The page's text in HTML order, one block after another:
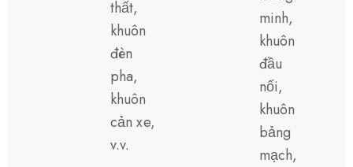
thất,
khuôn
đèn
pha,
khuôn
cản xe,
v.v.
minh,
khuôn
đầu
nối,
khuôn
bảng
mạch,